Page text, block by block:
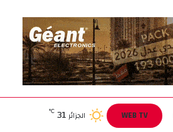
WEB TV الجزائر 31
℃